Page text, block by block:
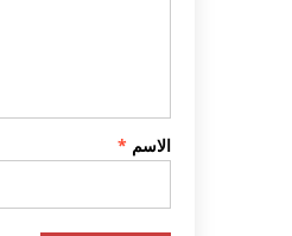
الاسم *